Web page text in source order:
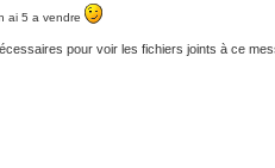
ai 5 a vendre
pour voir les fichiers joints à ce